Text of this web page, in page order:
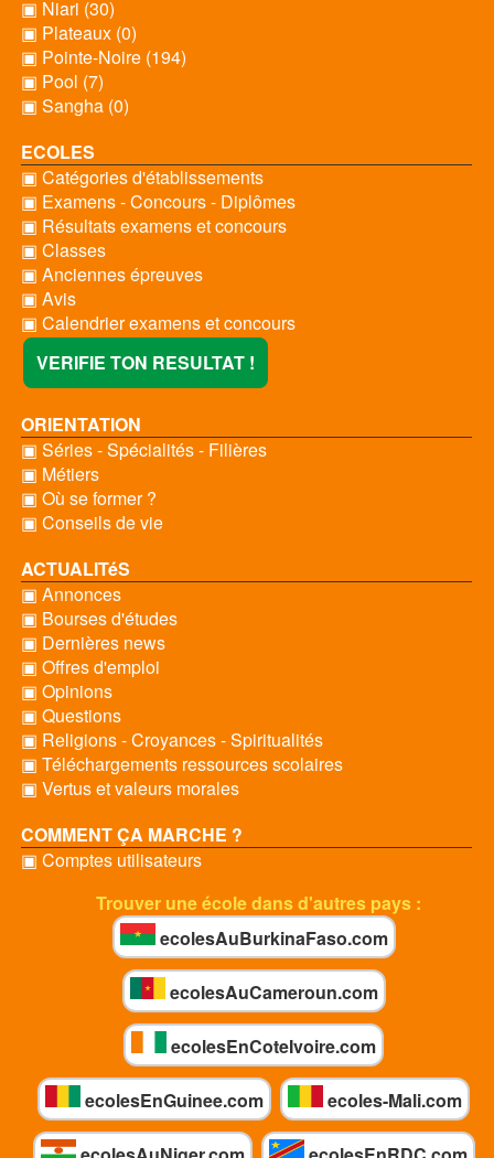
▣ Niari (30)
▣ Plateaux (0)
▣ Pointe-Noire (194)
▣ Pool (7)
▣ Sangha (0)
ECOLES
▣ Catégories d'établissements
▣ Examens - Concours - Diplômes
▣ Résultats examens et concours
▣ Classes
▣ Anciennes épreuves
▣ Avis
▣ Calendrier examens et concours
VERIFIE TON RESULTAT !
ORIENTATION
▣ Séries - Spécialités - Filières
▣ Métiers
▣ Où se former ?
▣ Conseils de vie
ACTUALITéS
▣ Annonces
▣ Bourses d'études
▣ Dernières news
▣ Offres d'emploi
▣ Opinions
▣ Questions
▣ Religions - Croyances - Spiritualités
▣ Téléchargements ressources scolaires
▣ Vertus et valeurs morales
COMMENT ÇA MARCHE ?
▣ Comptes utilisateurs
Trouver une école dans d'autres pays :
ecolesAuBurkinaFaso.com
ecolesAuCameroun.com
ecolesEnCoteIvoire.com
ecolesEnGuinee.com ecoles-Mali.com